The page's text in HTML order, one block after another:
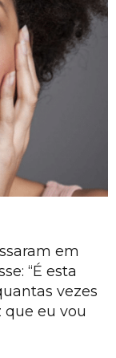
em
“É esta
vezes
que eu vou